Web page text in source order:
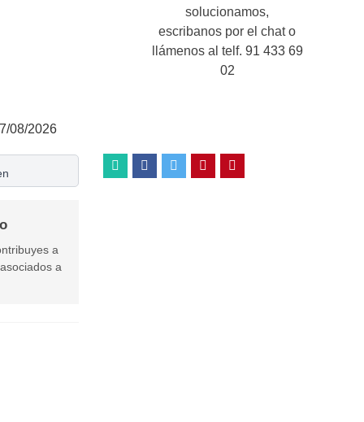
08/2026
a
asociados a
solucionamos,
escribanos por el chat o
llámenos al telf. 91 433 69
02